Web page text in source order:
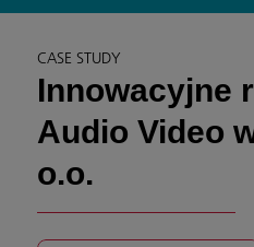
CASE STUDY
Innowacyjne
Audio Video
o.o.